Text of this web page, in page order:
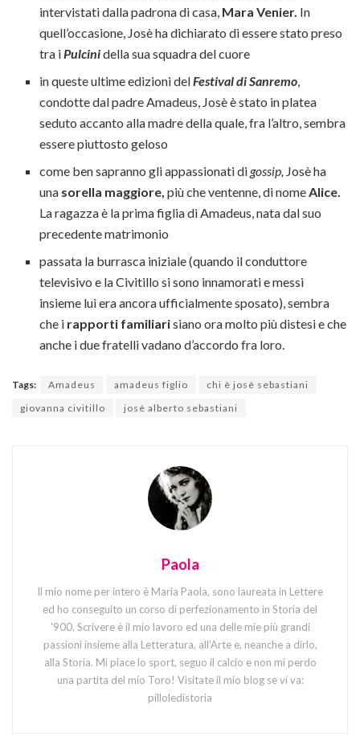
intervistati dalla padrona di casa, Mara Venier. In
quell’occasione, Josè ha dichiarato di essere stato preso
tra iPulcinidella sua squadra del cuore
in queste ultime edizioni delFestival di Sanremo,
condotte dal padre Amadeus, Josè è stato in platea
seduto accanto alla madre della quale, fra l’altro, sembra
essere piuttosto geloso
come ben sapranno gli appassionati di gossip, Josè ha
una sorella maggiore, più che ventenne, di nomeAlice.
La ragazza è la prima figlia di Amadeus, nata dal suo
precedente matrimonio
passata la burrasca iniziale (quando il conduttore
televisivo e la Civitillo si sono innamorati e messi
insieme lui era ancora ufficialmente sposato), sembra
che i rapporti familiarisiano ora molto più distesi e che
anche i due fratelli vadano d’accordo fra loro.
Tags: Amadeus amadeus figlio
chi è josè sebastiani
giovanna civitillo
josè alberto sebastiani
Paola
Il mio nome per intero è Maria Paola, sono laureata in Lettere
ed ho conseguito un corso di perfezionamento in Storia del
'900. Scrivere è il mio lavoro ed una delle mie più grandi
passioni insieme alla Letteratura, all'Arte e, neanche a dirlo,
alla Storia. Mi piace lo sport, seguo il calcio e non mi perdo
una partita del mio Toro! Visitate il mio blog se vi va:
pilloledistoria